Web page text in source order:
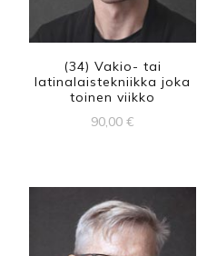
(34) Vakio- tai
latinalaistekniikka joka
toinen viikko
90,00€